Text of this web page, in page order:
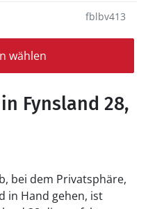
fblbv413
wählen
Fynsland 28,
bei dem Privatsphäre,
in Hand gehen, ist